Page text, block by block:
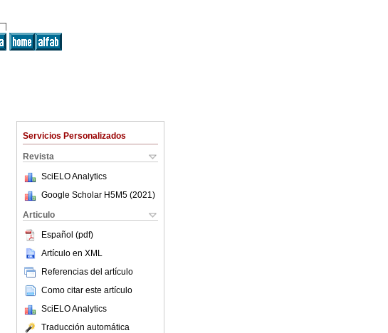
Servicios Personalizados
Revista
SciELO Analytics
Google Scholar H5M5 (2021 )
Articulo
Español (pdf)
Artículo en XML
Referencias del artículo
Como citar este artículo
SciELO Analytics
Traducción automática